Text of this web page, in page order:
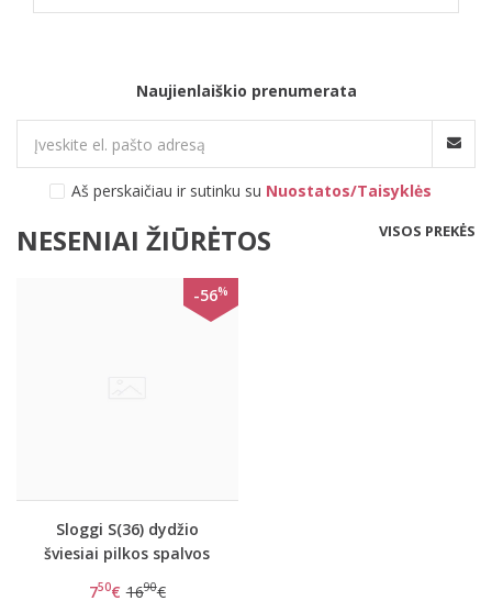
Naujienlaiškio prenumerata
Aš perskaičiau ir sutinku su Nuostatos/Taisyklės
NESENIAI ŽIŪRĖTOS VISOS PREKĖS
-56%
Sloggi S(36) dydžio
šviesiai pilkos spalvos
women mowe Thong
750€ 1690€